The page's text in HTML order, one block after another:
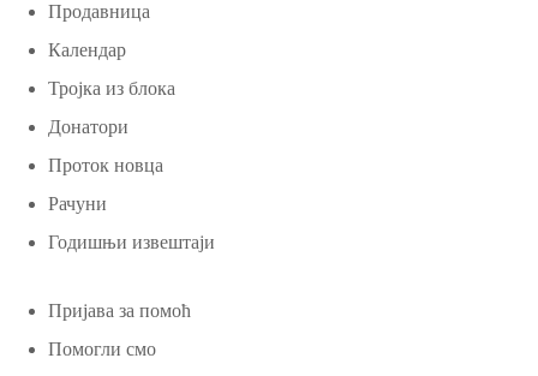
Продавница
Календар
Тројка из блока
Донатори
Проток новца
Рачуни
Годишњи извештаји
Пријава за помоћ
Помогли смо